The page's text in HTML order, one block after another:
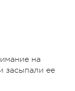
на
засыпали ее